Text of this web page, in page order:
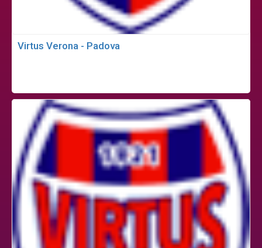
Virtus Verona - Padova